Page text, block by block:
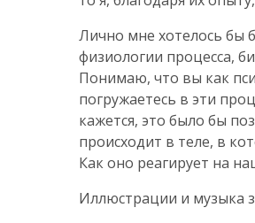
Лично мне хотелось бы
физиологии процесса,
Понимаю, что вы как
погружаетесь в эти
кажется, это было бы
происходит в теле, в
Как оно реагирует на
Иллюстрации и музыка